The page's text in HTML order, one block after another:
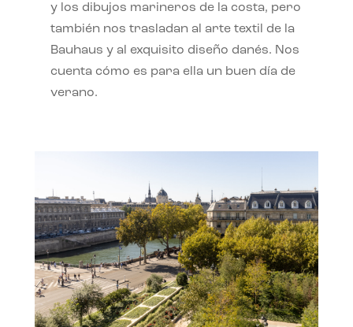
y los dibujos marineros de la costa, pero
también nos trasladan al arte textil de la
Bauhaus y al exquisito diseño danés. Nos
cuenta cómo es para ella un buen día de
verano.